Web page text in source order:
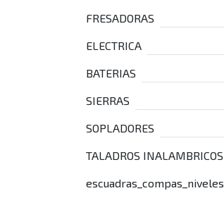
FRESADORAS
ELECTRICA
BATERIAS
SIERRAS
SOPLADORES
TALADROS INALAMBRICOS
escuadras_compas_niveles